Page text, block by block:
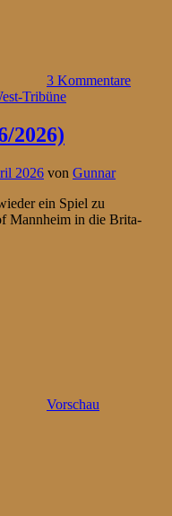
3 Kommentare
2026)
2026 von Gunnar
ein Spiel zu
Mannheim in die Brita-
Vorschau